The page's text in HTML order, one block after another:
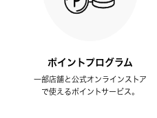
ポイントプログラム
一部店舗と公式オンラインストア
で使えるポイントサービス。